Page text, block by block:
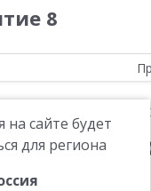
8
сайте будет
для региона